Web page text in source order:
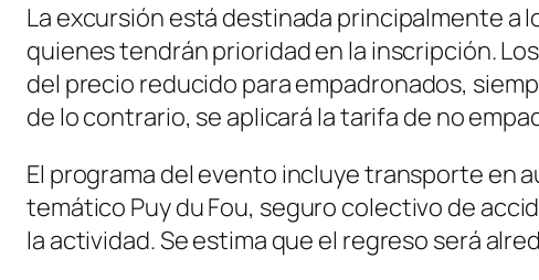
La excursión está destinada principalmente a
quienes tendrán prioridad en la inscripción.
del precio reducido para empadronados,
de lo contrario, se aplicará la tarifa de no
El programa del evento incluye transporte en
temático Puy du Fou, seguro colectivo de
la actividad. Se estima que el regreso será